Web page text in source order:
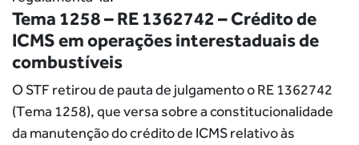
Tema 1258 – RE 1362742 – Crédito de
ICMS em operações interestaduais de
combustíveis
O STF retirou de pauta de julgamento o RE 1362742
(Tema 1258), que versa sobre a constitucionalidade
da manutenção do crédito de ICMS relativo às